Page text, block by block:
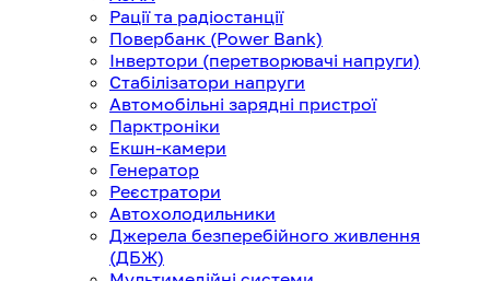
Рації та радіостанції
Повербанк (Power Bank)
Інвертори (перетворювачі напруги)
Стабілізатори напруги
Автомобільні зарядні пристрої
Парктроніки
Екшн-камери
Генератор
Реєстратори
Автохолодильники
Джерела безперебійного живлення
(ДБЖ)